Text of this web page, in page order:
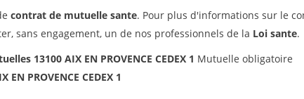
contrat de mutuelle sante. Pour plus d'informations sur le
sans engagement, un de nos professionnels de la Loi sante.
13100 AIX EN PROVENCE CEDEX 1 Mutuelle obligatoire
EN PROVENCE CEDEX 1